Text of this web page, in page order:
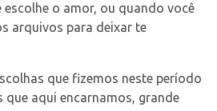
o amor, ou quando você
arquivos para deixar te
que fizemos neste período
que aqui encarnamos, grande